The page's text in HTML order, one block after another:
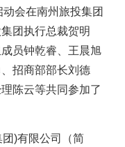
会在南州旅投集团
团执行总裁贺明
员钟乾睿、王晨旭
招商部部长刘德
陈云等共同参加了
)有限公司（简